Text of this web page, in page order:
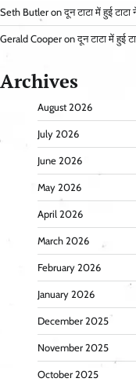
Seth Butler onदून टाटा में हुई
Gerald Cooper onदून टाटा में हुई
Archives
August 2026
July 2026
June 2026
May 2026
April 2026
March 2026
February 2026
January 2026
December 2025
November 2025
October 2025